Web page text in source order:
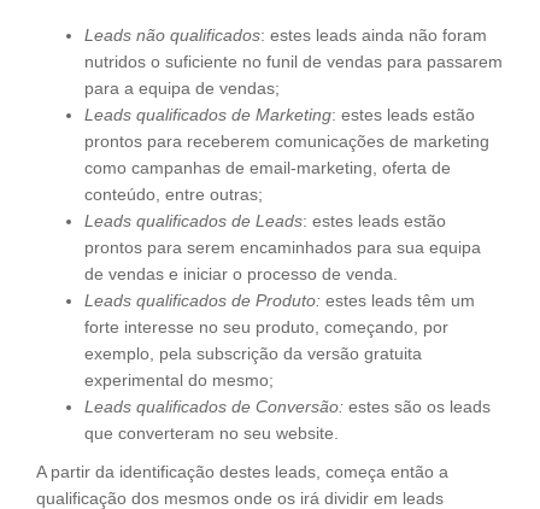
Leads não qualificados: estes leads ainda não foram
nutridos o suficiente no funil de vendas para passarem
para a equipa de vendas;
Leads qualificados de Marketing: estes leads estão
prontos para receberem comunicações de marketing
como campanhas de email-marketing, oferta de
conteúdo, entre outras;
Leads qualificados de Leads: estes leads estão
prontos para serem encaminhados para sua equipa
de vendas e iniciar o processo de venda.
Leads qualificados de Produto: estes leads têm um
forte interesse no seu produto, começando, por
exemplo, pela subscrição da versão gratuita
experimental do mesmo;
Leads qualificados de Conversão: estes são os leads
que converteram no seu website.
A partir da identificação destes leads, começa então a
qualificação dos mesmos onde os irá dividir em leads